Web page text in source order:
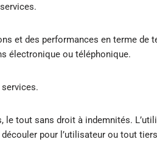
et des performances en terme de
électronique ou téléphonique.
le tout sans droit à indemnités.
pour l’utilisateur ou tout